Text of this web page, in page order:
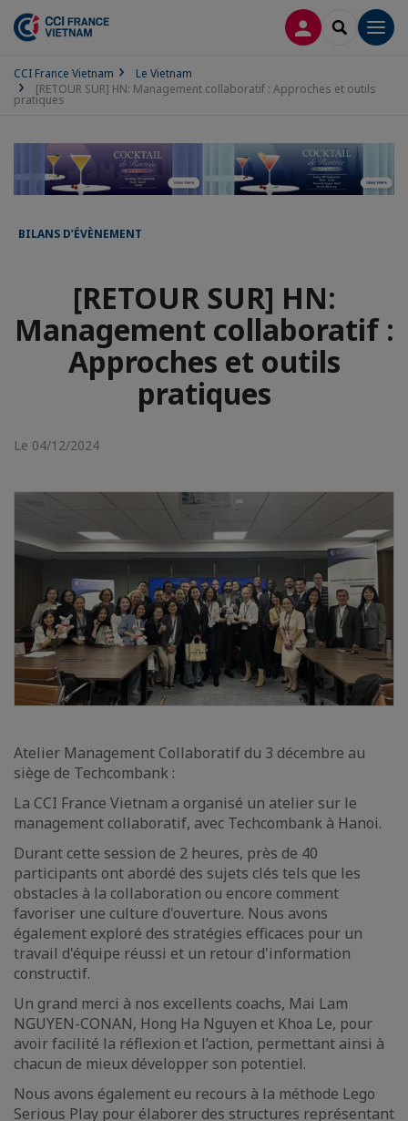
CONNEXION
CCI France Vietnam
Le Vietnam
[RETOUR SUR] HN: Management collaboratif : Approches et outils
pratiques
BILANS D’ÉVÈNEMENT
[RETOUR SUR] HN:
Management collaboratif :
Approches et outils
pratiques
Le 04/12/2024
Atelier Management Collaboratif du 3 décembre au
siège de Techcombank :
La CCI France Vietnam a organisé un atelier sur le
management collaboratif, avec Techcombank à Hanoi.
Durant cette session de 2 heures, près de 40
participants ont abordé des sujets clés tels que les
obstacles à la collaboration ou encore comment
favoriser une culture d'ouverture. Nous avons
également exploré des stratégies efficaces pour un
travail d'équipe réussi et un retour d'information
constructif.
Un grand merci à nos excellents coachs, Mai Lam
NGUYEN-CONAN, Hong Ha Nguyen et Khoa Le, pour
avoir facilité la réflexion et l’action, permettant ainsi à
chacun de mieux développer son potentiel.
Nous avons également eu recours à la méthode Lego
Serious Play pour élaborer des structures représentant